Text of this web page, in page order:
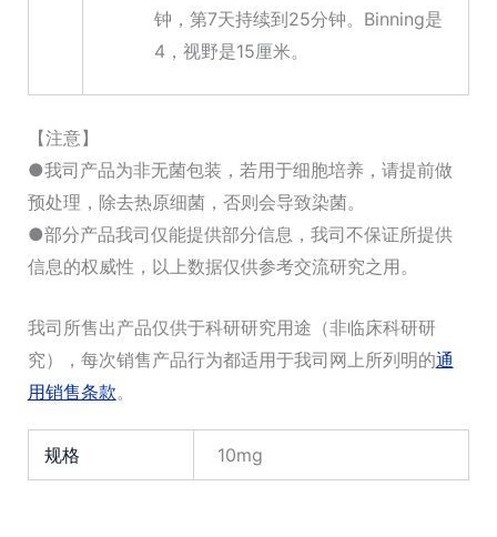
钟，第7天持续到25分钟。Binning是
4，视野是15厘米。
【注意】
●我司产品为非无菌包装，若用于细胞培养，请提前做
预处理，除去热原细菌，否则会导致染菌。
●部分产品我司仅能提供部分信息，我司不保证所提供
信息的权威性，以上数据仅供参考交流研究之用。
我司所售出产品仅供于科研研究用途（非临床科研研
究），每次销售产品行为都适用于我司网上所列明的通
用销售条款。
规格 10mg